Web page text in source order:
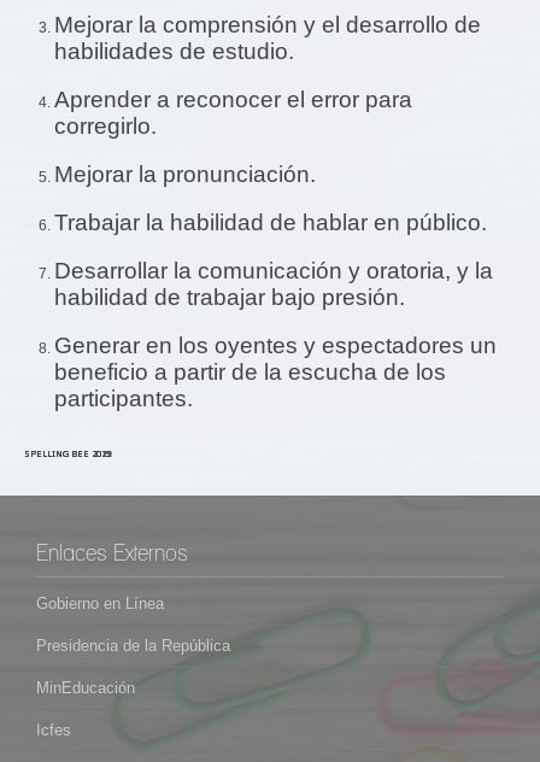
Mejorar la comprensión y el desarrollo de
habilidades de estudio.
Aprender a reconocer el error para
corregirlo.
Mejorar la pronunciación.
Trabajar la habilidad de hablar en público.
Desarrollar la comunicación y oratoria, y la
habilidad de trabajar bajo presión.
Generar en los oyentes y espectadores un
beneficio a partir de la escucha de los
participantes.
SPELLING BEE 2025
SPELLING BEE 2023
SPELLING BEE 2022
SPELLING BEE 2019
Enlaces Externos
Gobierno en Línea
Presidencia de la República
MinEducación
Icfes